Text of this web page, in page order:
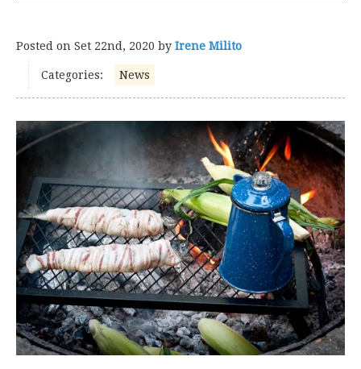
Posted on Set 22nd, 2020 by Irene Milito
Categories: News